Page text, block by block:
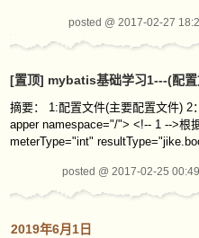
posted @ 2017-02-27
[置顶] mybatis基础学习1---(配
摘要： 1:配置文件(主要配置文件)
apper namespace="/"> <!-- 1 -->根
meterType="int"
posted @ 2017-02-25
2019年6月1日